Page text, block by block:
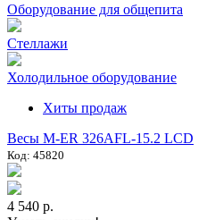
Оборудование для общепита
Стеллажи
Холодильное оборудование
Хиты продаж
Весы M-ER 326AFL-15.2 LCD
Код: 45820
4 540 р.